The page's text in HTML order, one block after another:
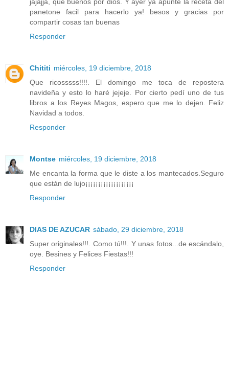
panetone facil para hacerlo ya! besos y gracias por
compartir cosas tan buenas
Responder
Chititi miércoles, 19 diciembre, 2018
Que ricosssss!!!!. El domingo me toca de repostera
navideña y esto lo haré jejeje. Por cierto pedí uno de tus
libros a los Reyes Magos, espero que me lo dejen. Feliz
Navidad a todos.
Responder
Montse miércoles, 19 diciembre, 2018
Me encanta la forma que le diste a los mantecados.Seguro
que están de lujo¡¡¡¡¡¡¡¡¡¡¡¡¡¡¡¡¡¡¡
Responder
DIAS DE AZUCAR sábado, 29 diciembre, 2018
Super originales!!!. Como tú!!!. Y unas fotos...de escándalo,
oye. Besines y Felices Fiestas!!!
Responder